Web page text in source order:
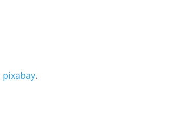
pixabay.